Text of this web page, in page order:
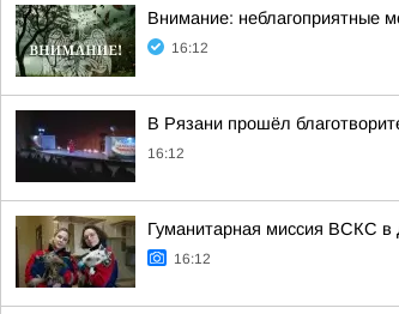
Внимание: неблагоприятные
16:12
В Рязани прошёл
16:12
Гуманитарная миссия ВСКС
16:12